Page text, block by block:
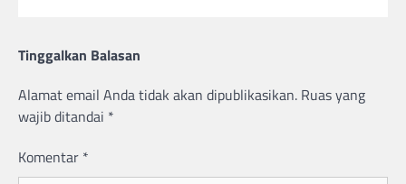
Tinggalkan Balasan
Alamat email Anda tidak akan dipublikasikan. Ruas yang
wajib ditandai *
Komentar *